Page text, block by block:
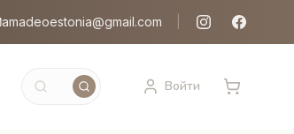
amadeoestonia@gmail.com
Войти